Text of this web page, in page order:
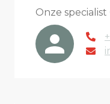
Onze specialist